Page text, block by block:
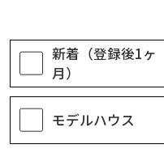
新着（登録後1ヶ
月）
モデルハウス